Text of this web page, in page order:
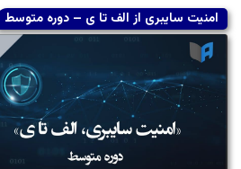
امنیت سایبری از الف تا ی – دوره متوسط